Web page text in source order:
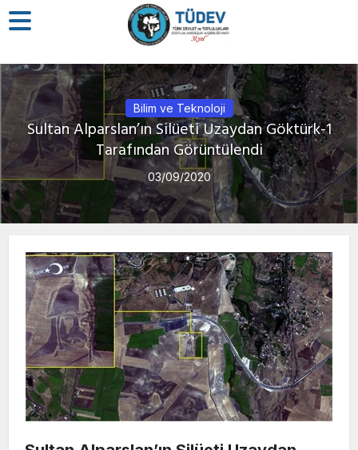
Bilim ve Teknoloji
Sultan Alparslan’ın Silüeti Uzaydan Göktürk-1
Tarafından Görüntülendi
03/09/2020